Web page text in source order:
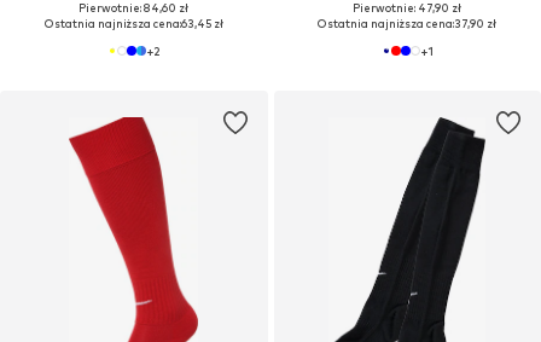
Pierwotnie: 84,60 zł
Ostatnia najniższa cena:63,45 zł
+2
Pierwotnie: 47,90 zł
Ostatnia najniższa cena:37,90 zł
+1